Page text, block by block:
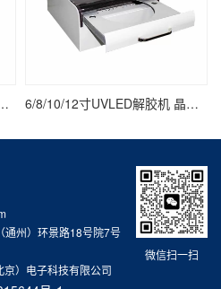
用流水线UV固化炉 6/8/10/12寸UVLED解胶机 晶圆/UV膜/蓝膜/芯片/半导体uv解胶机
微信扫一扫
通州）环景路18号院7号
）电子科技有限公司